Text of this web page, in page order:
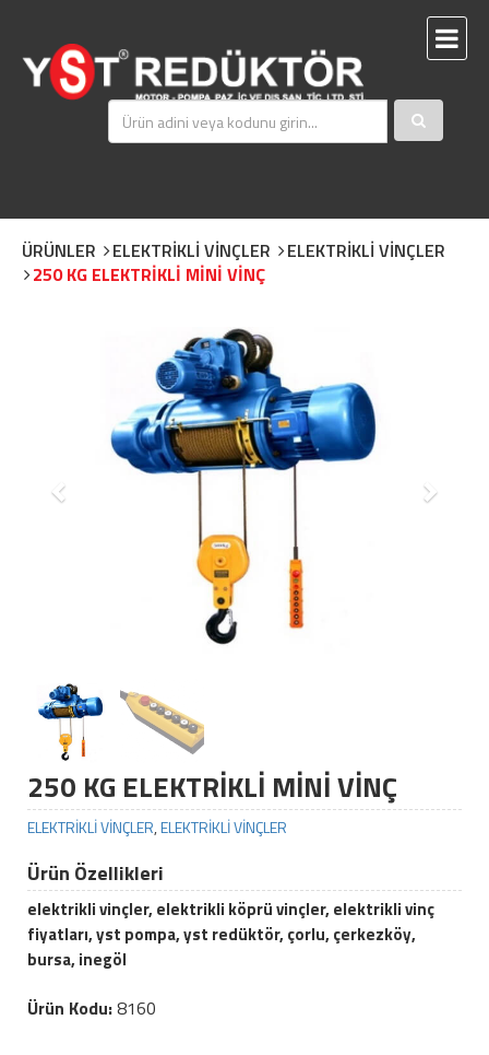
ÜRÜNLER ELEKTRİKLİ VİNÇLER
ELEKTRİKLİ VİNÇLER
250 KG ELEKTRİKLİ MİNİ VİNÇ
250 KG ELEKTRİKLİ MİNİ VİNÇ
ELEKTRİKLİ VİNÇLER,ELEKTRİKLİ VİNÇLER
Ürün Özellikleri
elektrikli vinçler, elektrikli köprü vinçler, elektrikli vinç
fiyatları, yst pompa, yst redüktör, çorlu, çerkezköy,
bursa, inegöl
Ürün Kodu:8160